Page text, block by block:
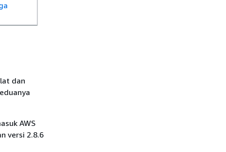
dan
AWS
versi 2.8.6